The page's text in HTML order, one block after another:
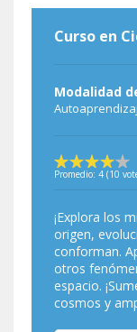
Curso en
Modalidad
Promedio: 4 (10
¡Explora los
origen,
conforman.
otros
espacio.
cosmos y